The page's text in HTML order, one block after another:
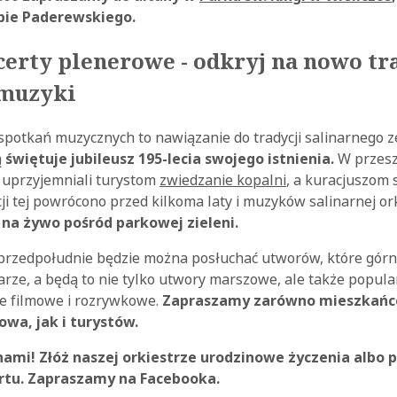
Paderewskiego.
plenerowe - odkryj na nowo
muzycznych to nawiązanie do tradycji salinarnego
świętuje jubileusz 195-lecia swojego istnienia.W
turystom zwiedzanie kopalni, a kuracjuszom
tej powrócono przed kilkoma laty i muzyków salinarnej
na żywo pośród parkowej zieleni.
będzie można posłuchać utworów, które
a będą to nie tylko utwory marszowe, ale także
filmowe i rozrywkowe. Zapraszamy zarówno
jak i turystów.
Złóż naszej orkiestrze urodzinowe życzenia albo
Zapraszamy na Facebooka.